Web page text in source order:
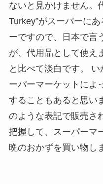
ないと見かけません。
Turkey”がスーパーに
ーですので、日本で言
が、代用品として使え
と比べて淡白です。
ーパーマーケットによ
することもあると思い
のような表記で販売さ
把握して、スーパーマ
晩のおかずを買い物し